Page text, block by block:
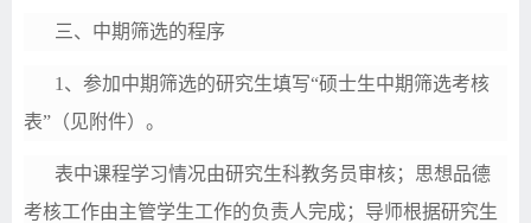
三、中期筛选的程序
1、参加中期筛选的研究生填写“硕士生中期筛选考核
表”（见 附件） 。
表中课程学习情况由研究生科教务员审核；思想品德
考核工作由主管学生工作的负责人完成；导师根据研究生